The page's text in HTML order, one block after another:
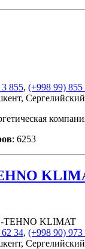
855, (+998 99) 855
: 6253
34, (+998 90) 973